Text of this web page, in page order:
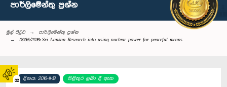
02
පාර්ලි‌මේන්තු‌ ප්‍රශ්න
මුල් පිටුව
පාර්ලි‌මේන්තු‌ ප්‍රශ්න
0935/2016: Sri Lankan Research into using nuclear power for peaceful means
දිනය: 2016-11-18 පිළිතුර ලබා දී ඇත